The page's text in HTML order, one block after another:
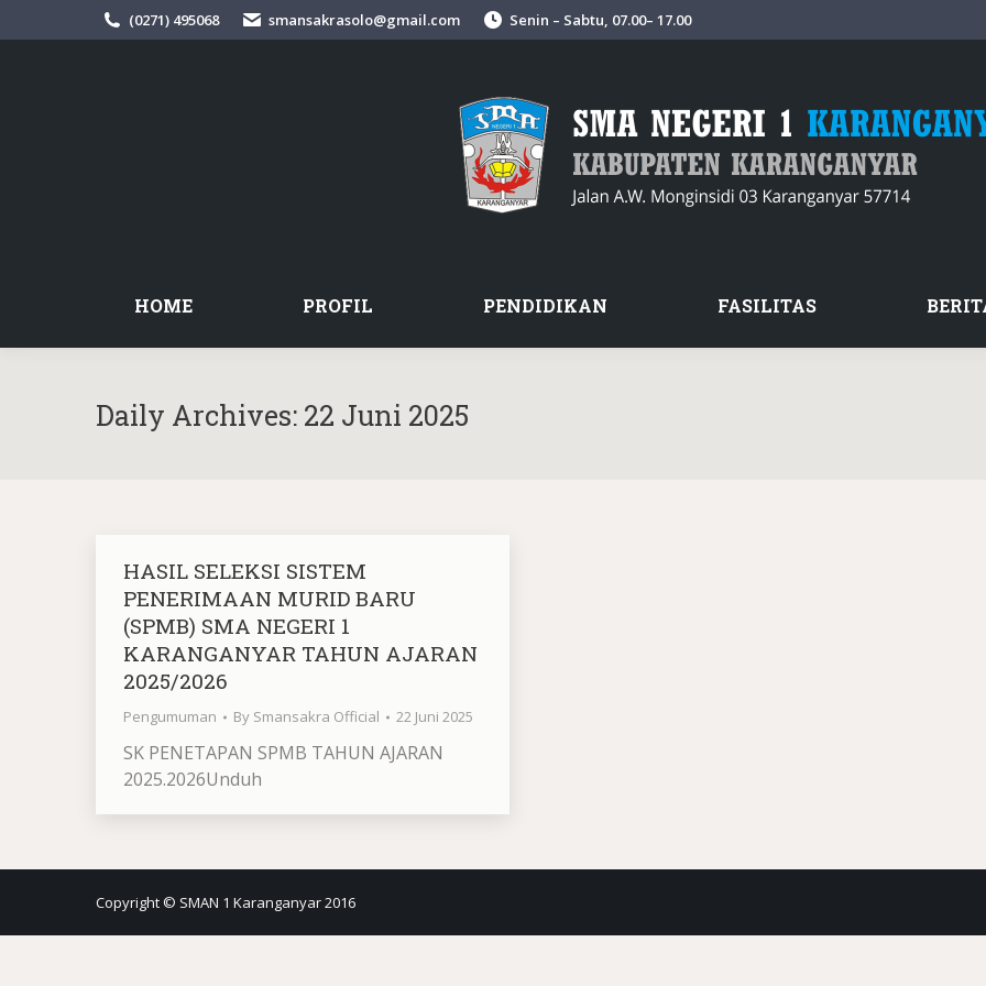
(0271) 495068 smansakrasolo@gmail.com Senin – Sabtu, 07.00– 17.00
HOME PROFIL PENDIDIKAN FASILITAS
Daily Archives: 22 Juni 2025
HASIL SELEKSI SISTEM
PENERIMAAN MURID BARU
(SPMB) SMA NEGERI 1
KARANGANYAR TAHUN AJARAN
2025/2026
Pengumuman By Smansakra Official 22 Juni 2025
SK PENETAPAN SPMB TAHUN AJARAN
2025.2026Unduh
Copyright © SMAN 1 Karanganyar 2016